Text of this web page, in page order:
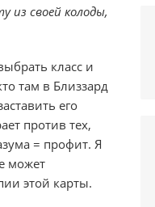
из своей колоды,
класс и
там в Близзард
его
против тех,
= профит. Я
может
этой карты.